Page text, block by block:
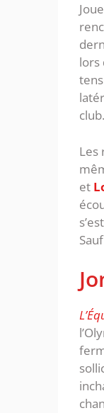
lors
club.
Les
et